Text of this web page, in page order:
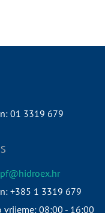
01 3319 679
+385 1 3319 679
vrijeme: 08:00 - 16:00